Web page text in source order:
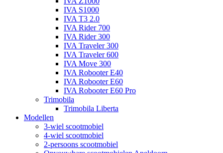
IVA S1000
IVA T3 2.0
IVA Rider 700
IVA Rider 300
IVA Traveler 300
IVA Traveler 600
IVA Move 300
IVA Robooter E40
IVA Robooter E60
IVA Robooter E60 Pro
Trimobila
Trimobila Liberta
Modellen
3-wiel scootmobiel
4-wiel scootmobiel
2-persoons scootmobiel